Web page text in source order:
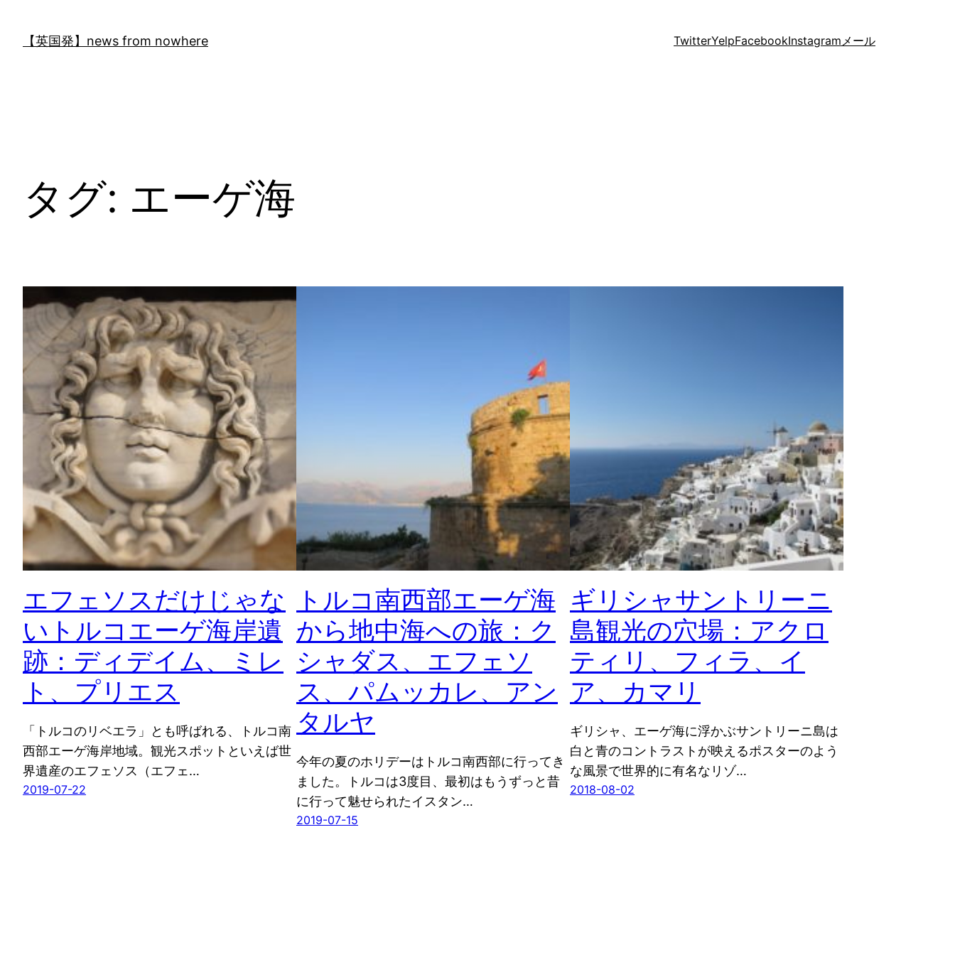
【英国発】news from nowhere TwitterYelpFacebookInstagramメール
タグ: エーゲ海
エフェソスだけじゃな
いトルコエーゲ海岸遺
跡：ディデイム、ミレ
ト、プリエス
「トルコのリベエラ」とも呼ばれる、トルコ南
西部エーゲ海岸地域。観光スポットといえば世
界遺産のエフェソス（エフェ…
2019-07-22
トルコ南西部エーゲ海
から地中海への旅：ク
シャダス、エフェソ
ス、パムッカレ、アン
タルヤ
今年の夏のホリデーはトルコ南西部に行ってき
ました。トルコは3度目、最初はもうずっと昔
に行って魅せられたイスタン…
2019-07-15
ギリシャサントリーニ
島観光の穴場：アクロ
ティリ、フィラ、イ
ア、カマリ
ギリシャ、エーゲ海に浮かぶサントリーニ島は
白と青のコントラストが映えるポスターのよう
な風景で世界的に有名なリゾ…
2018-08-02